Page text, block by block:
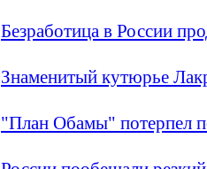
Безработица в России
Знаменитый кутюрье
"План Обамы" потерпел